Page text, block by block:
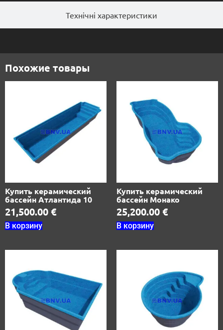
Технічні характеристики
Похожие товары
Купить керамический
бассейн Атлантида 10
21,500.00 €
В корзину
Купить керамический
бассейн Монако
25,200.00 €
В корзину